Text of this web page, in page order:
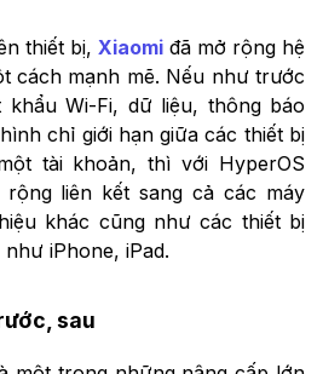
thiết bị, Xiaomi đã mở rộng hệ
cách mạnh mẽ. Nếu như trước
khẩu Wi-Fi, dữ liệu, thông báo
chỉ giới hạn giữa các thiết bị
tài khoản, thì với HyperOS
liên kết sang cả các máy
khác cũng như các thiết bị
iPhone, iPad.
sau